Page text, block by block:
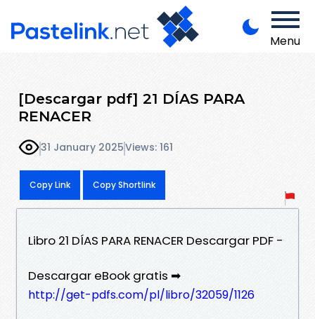
Menu
[Descargar pdf] 21 DÍAS PARA
RENACER
31 January 2025Views: 161
Copy Link Copy Shortlink
Libro 21 DÍAS PARA RENACER Descargar PDF -
Descargar eBook gratis ➡
http://get-pdfs.com/pl/libro/32059/1126